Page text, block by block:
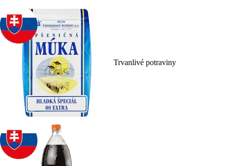
Trvanlivé potraviny